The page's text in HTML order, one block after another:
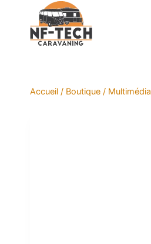
contenu
Accueil / Boutique / Multimédia